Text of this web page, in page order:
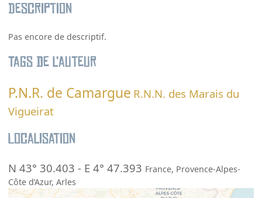
Description
Pas encore de descriptif.
Tags de l’auteur
P.N.R. de Camargue R.N.N. des Marais du
Vigueirat
Localisation
N 43° 30.403 - E 4° 47.393 France, Provence-Alpes-
Côte d’Azur,Arles